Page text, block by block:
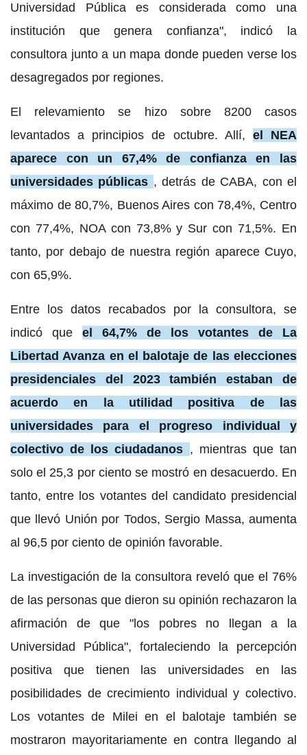
Universidad Pública es considerada como una
institución que genera confianza", indicó la
consultora junto a un mapa donde pueden verse los
desagregados por regiones.
El relevamiento se hizo sobre 8200 casos
levantados a principios de octubre. Allí, el NEA
aparece con un 67,4% de confianza en las
universidades públicas , detrás de CABA, con el
máximo de 80,7%, Buenos Aires con 78,4%, Centro
con 77,4%, NOA con 73,8% y Sur con 71,5%. En
tanto, por debajo de nuestra región aparece Cuyo,
con 65,9%.
Entre los datos recabados por la consultora, se
indicó que el 64,7% de los votantes de La
Libertad Avanza en el balotaje de las elecciones
presidenciales del 2023 también estaban de
acuerdo en la utilidad positiva de las
universidades para el progreso individual y
colectivo de los ciudadanos , mientras que tan
solo el 25,3 por ciento se mostró en desacuerdo. En
tanto, entre los votantes del candidato presidencial
que llevó Unión por Todos, Sergio Massa, aumenta
al 96,5 por ciento de opinión favorable.
La investigación de la consultora reveló que el 76%
de las personas que dieron su opinión rechazaron la
afirmación de que "los pobres no llegan a la
Universidad Pública", fortaleciendo la percepción
positiva que tienen las universidades en las
posibilidades de crecimiento individual y colectivo.
Los votantes de Milei en el balotaje también se
mostraron mayoritariamente en contra llegando al